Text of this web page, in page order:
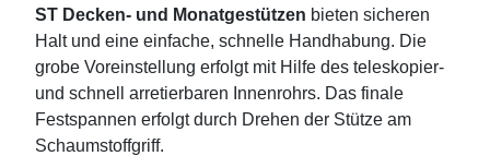
ST Decken- und Monatgestützen bieten sicheren
Halt und eine einfache, schnelle Handhabung. Die
grobe Voreinstellung erfolgt mit Hilfe des teleskopier-
und schnell arretierbaren Innenrohrs. Das finale
Festspannen erfolgt durch Drehen der Stütze am
Schaumstoffgriff.